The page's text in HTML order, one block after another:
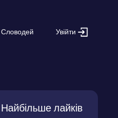
Словодей Увійти
Найбільше лайків